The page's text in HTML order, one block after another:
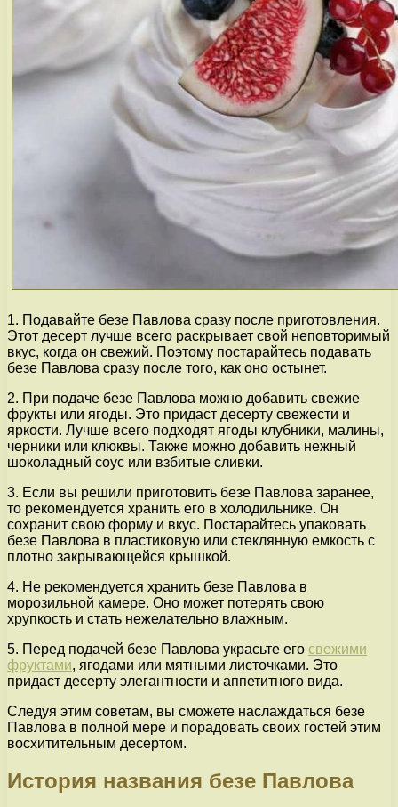
1. Подавайте безе Павлова сразу после приготовления.
Этот десерт лучше всего раскрывает свой неповторимый
вкус, когда он свежий. Поэтому постарайтесь подавать
безе Павлова сразу после того, как оно остынет.
2. При подаче безе Павлова можно добавить свежие
фрукты или ягоды. Это придаст десерту свежести и
яркости. Лучше всего подходят ягоды клубники, малины,
черники или клюквы. Также можно добавить нежный
шоколадный соус или взбитые сливки.
3. Если вы решили приготовить безе Павлова заранее,
то рекомендуется хранить его в холодильнике. Он
сохранит свою форму и вкус. Постарайтесь упаковать
безе Павлова в пластиковую или стеклянную емкость с
плотно закрывающейся крышкой.
4. Не рекомендуется хранить безе Павлова в
морозильной камере. Оно может потерять свою
хрупкость и стать нежелательно влажным.
5. Перед подачей безе Павлова украсьте его свежими
фруктами, ягодами или мятными листочками. Это
придаст десерту элегантности и аппетитного вида.
Следуя этим советам, вы сможете наслаждаться безе
Павлова в полной мере и порадовать своих гостей этим
восхитительным десертом.
История названия безе Павлова